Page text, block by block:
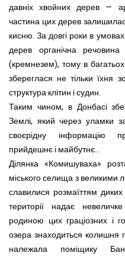
давніх хвойних дерев —
частина цих дерев
кисню. За довгі роки в
дерев органічна
(кремнезем), тому в
збереглася не тільки їхня
структура клітин і судин.
Таким чином, в Донбасі
Землі, який через уламки
своєрідну інформацію
прийдешнє і майбутнє...
Ділянка «Комишуваха»
міського селища з великими
славилися розмаїттям
території надає
родиною цих граціозних і
озера знаходиться колишня
належала поміщику